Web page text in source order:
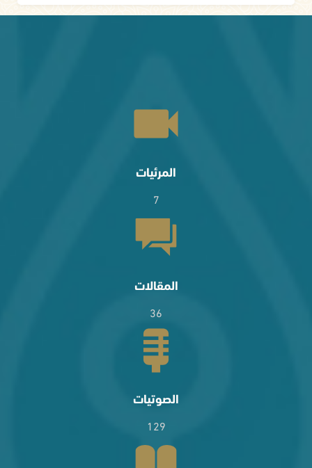
المرئيات
7
المقالات
36
الصوتيات
129